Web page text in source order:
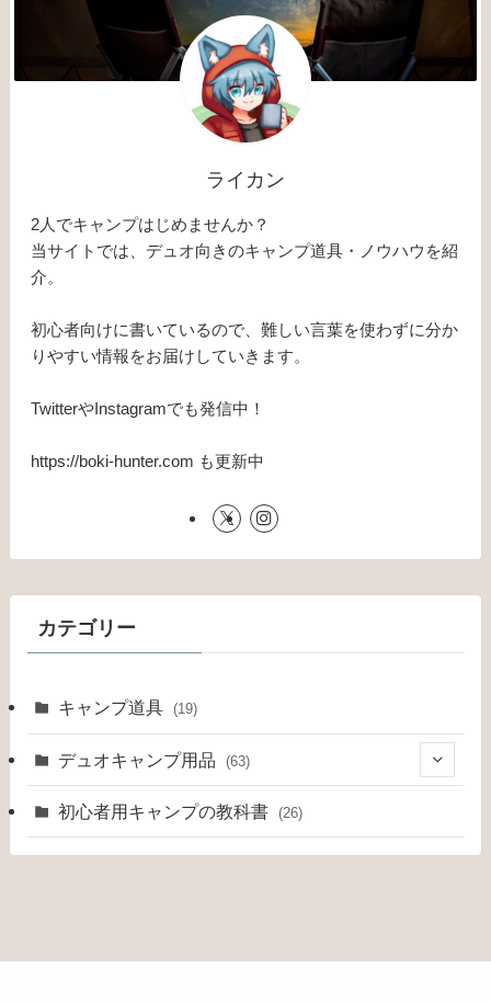
ライカン
2人でキャンプはじめませんか？
当サイトでは、デュオ向きのキャンプ道具・ノウハウを紹
介。
初心者向けに書いているので、難しい言葉を使わずに分か
りやすい情報をお届けしていきます。
TwitterやInstagramでも発信中！
https://boki-hunter.com も更新中
カテゴリー
キャンプ道具 (19)
デュオキャンプ用品 (63)
(4)
(8)
初心者用キャンプの教科書 (26)